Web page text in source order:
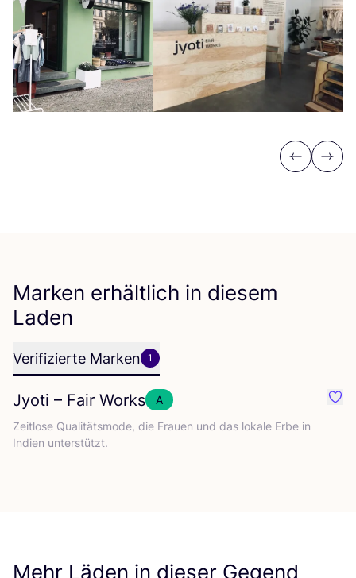
Previous
Next
Marken erhältlich in diesem
Laden
Verifizierte Marken 1
Jyoti – Fair Works
A
Zeit­lo­se Qua­li­täts­mo­de, die Frau­en und das loka­le Erbe in
Indi­en unterstützt.
Mehr Läden in dieser Gegend